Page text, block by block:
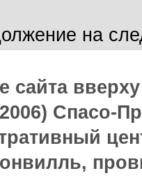
на
сайта
Спасо-